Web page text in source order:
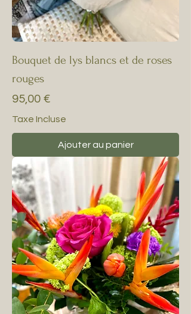
Bouquet de lys blancs et de roses
rouges
Prix
95,00 €
Taxe Incluse
Ajouter au panier